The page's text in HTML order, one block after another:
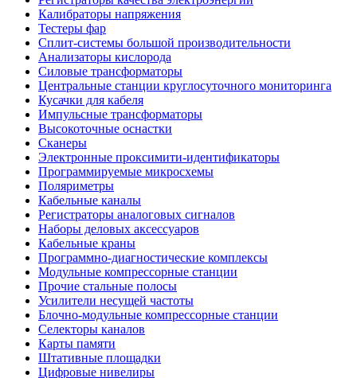
Калибраторы напряжения
Тестеры фар
Сплит-системы большой производительности
Анализаторы кислорода
Силовые трансформаторы
Центральные станции круглосуточного мониторинга
Кусачки для кабеля
Импульсные трансформаторы
Высокоточные оснастки
Сканеры
Электронные проксимити-идентификаторы
Программируемые микросхемы
Поляриметры
Кабельные каналы
Регистраторы аналоговых сигналов
Наборы деловых аксессуаров
Кабельные краны
Программно-диагностические комплексы
Модульные компрессорные станции
Прочие стальные полосы
Усилители несущей частоты
Блочно-модульные компрессорные станции
Селекторы каналов
Карты памяти
Штативные площадки
Цифровые нивелиры